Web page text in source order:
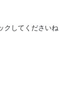
クしてくださいね